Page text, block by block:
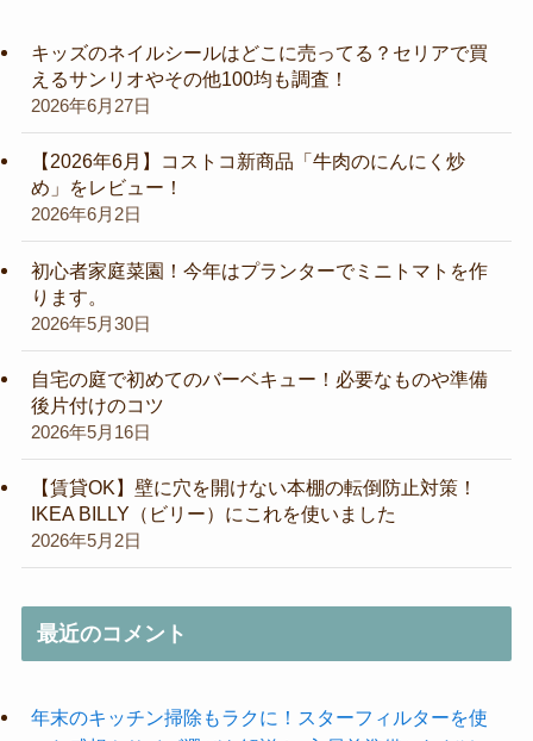
キッズのネイルシールはどこに売ってる？セリアで買
えるサンリオやその他100均も調査！
2026年6月27日
【2026年6月】コストコ新商品「牛肉のにんにく炒
め」をレビュー！
2026年6月2日
初心者家庭菜園！今年はプランターでミニトマトを作
ります。
2026年5月30日
自宅の庭で初めてのバーベキュー！必要なものや準備
後片付けのコツ
2026年5月16日
【賃貸OK】壁に穴を開けない本棚の転倒防止対策！
IKEA BILLY（ビリー）にこれを使いました
2026年5月2日
最近のコメント
年末のキッチン掃除もラクに！スターフィルターを使